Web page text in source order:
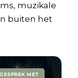
muzikale
buiten het
MET